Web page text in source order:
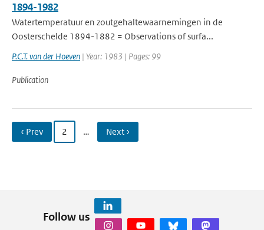
1894-1982
Watertemperatuur en zoutgehaltewaarnemingen in de
Oosterschelde 1894-1882 = Observations of surfa...
P.C.T. van der Hoeven | Year: 1983 | Pages: 99
Publication
‹ Prev 2 … Next ›
Follow us